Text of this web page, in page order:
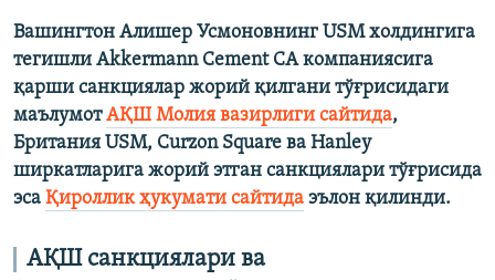
Вашингтон Алишер Усмоновнинг USM холдингига
тегишли Akkermann Cement CA компаниясига
қарши санкциялар жорий қилгани тўғрисидаги
маълумотАҚШ Молия вазирлиги сайтида,
Британия USM, Curzon Square ва Hanley
ширкатларига жорий этган санкциялари тўғрисида
эса Қироллик ҳукумати сайтида эълон қилинди.
АҚШ санкциялари ва